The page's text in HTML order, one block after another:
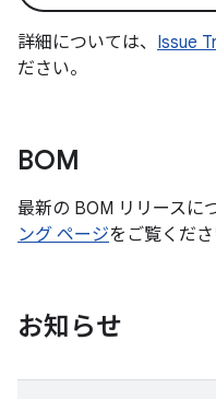
詳細については、 Issue
ださい。
BOM
最新の BOM リリースに
ング ページをご覧くださ
お知らせ